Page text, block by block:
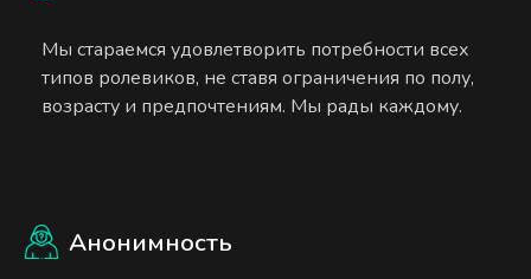
Мы стараемся удовлетворить потребности всех
типов ролевиков, не ставя ограничения по полу,
возрасту и предпочтениям. Мы рады каждому.
Анонимность